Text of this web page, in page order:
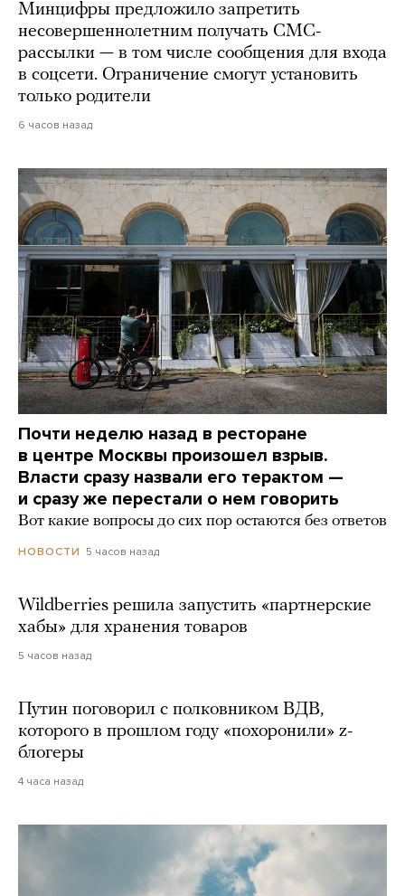
Минцифры предложило запретить
несовершеннолетним получать СМС-
рассылки — в том числе сообщения для входа
в соцсети. Ограничение смогут установить
только родители
6 часов назад
Почти неделю назад в ресторане
в центре Москвы произошел взрыв.
Власти сразу назвали его терактом —
и сразу же перестали о нем говорить
Вот какие вопросы до сих пор остаются без ответов
НОВОСТИ 5 часов назад
Wildberries решила запустить «партнерские
хабы» для хранения товаров
5 часов назад
Путин поговорил с полковником ВДВ,
которого в прошлом году «похоронили» z-
блогеры
4 часа назад